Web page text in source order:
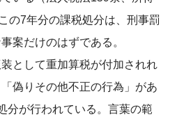
の7年分の課税処分は、刑事罰
案だけのはずである。
として重加算税が付加されれ
偽りその他不正の行為」があ
分が行われている。言葉の範